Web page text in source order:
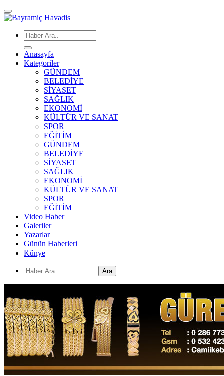
Anasayfa
Kategoriler
GÜNDEM
BELEDİYE
SİYASET
SAĞLIK
EKONOMİ
KÜLTÜR VE SANAT
SPOR
EĞİTİM
GÜNDEM
BELEDİYE
SİYASET
SAĞLIK
EKONOMİ
KÜLTÜR VE SANAT
SPOR
EĞİTİM
Video Haber
Galeriler
Yazarlar
Günün Haberleri
Künye
Ara